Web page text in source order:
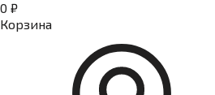
0 ₽
Корзина